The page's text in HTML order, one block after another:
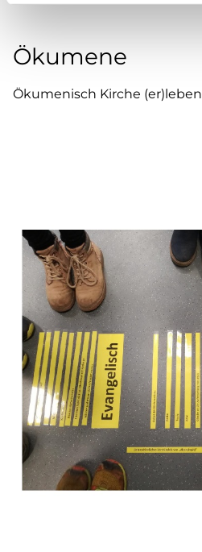
Ökumene
Ökumenisch Kirche (er)leben